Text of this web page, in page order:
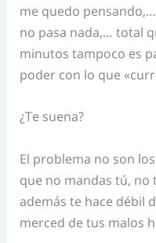
me quedo
no pasa nada,… total
minutos tampoco es
poder con lo que
¿Te suena?
El problema no son
que no mandas tú, no
además te hace débil
merced de tus malos